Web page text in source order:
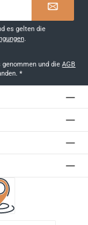
es gelten die
.
genommen und dieAGB
*